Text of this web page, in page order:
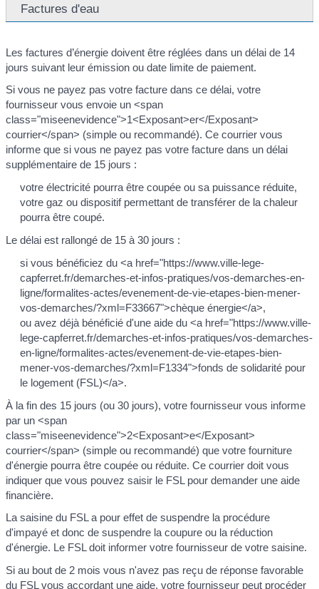
Factures d'eau
Les factures d’énergie doivent être réglées dans un délai de 14
jours suivant leur émission ou date limite de paiement.
Si vous ne payez pas votre facture dans ce délai, votre
fournisseur vous envoie un <span
class="miseenevidence">1<Exposant>er</Exposant>
courrier</span> (simple ou recommandé). Ce courrier vous
informe que si vous ne payez pas votre facture dans un délai
supplémentaire de 15 jours :
votre électricité pourra être coupée ou sa puissance réduite,
votre gaz ou dispositif permettant de transférer de la chaleur
pourra être coupé.
Le délai est rallongé de 15 à 30 jours :
si vous bénéficiez du <a href="https://www.ville-lege-
capferret.fr/demarches-et-infos-pratiques/vos-demarches-en-
ligne/formalites-actes/evenement-de-vie-etapes-bien-mener-
vos-demarches/?xml=F33667">chèque énergie</a>,
ou avez déjà bénéficié d'une aide du <a href="https://www.ville-
lege-capferret.fr/demarches-et-infos-pratiques/vos-demarches-
en-ligne/formalites-actes/evenement-de-vie-etapes-bien-
mener-vos-demarches/?xml=F1334">fonds de solidarité pour
le logement (FSL)</a>.
À la fin des 15 jours (ou 30 jours), votre fournisseur vous informe
par un <span
class="miseenevidence">2<Exposant>e</Exposant>
courrier</span> (simple ou recommandé) que votre fourniture
d'énergie pourra être coupée ou réduite. Ce courrier doit vous
indiquer que vous pouvez saisir le FSL pour demander une aide
financière.
La saisine du FSL a pour effet de suspendre la procédure
d'impayé et donc de suspendre la coupure ou la réduction
d'énergie. Le FSL doit informer votre fournisseur de votre saisine.
Si au bout de 2 mois vous n'avez pas reçu de réponse favorable
du FSL vous accordant une aide, votre fournisseur peut procéder